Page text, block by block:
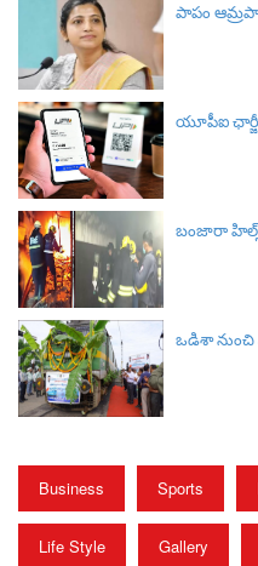
పాపం
యూపీఐ
బంజారా
ఒడిశా
Business Sports
Life Style Gallery